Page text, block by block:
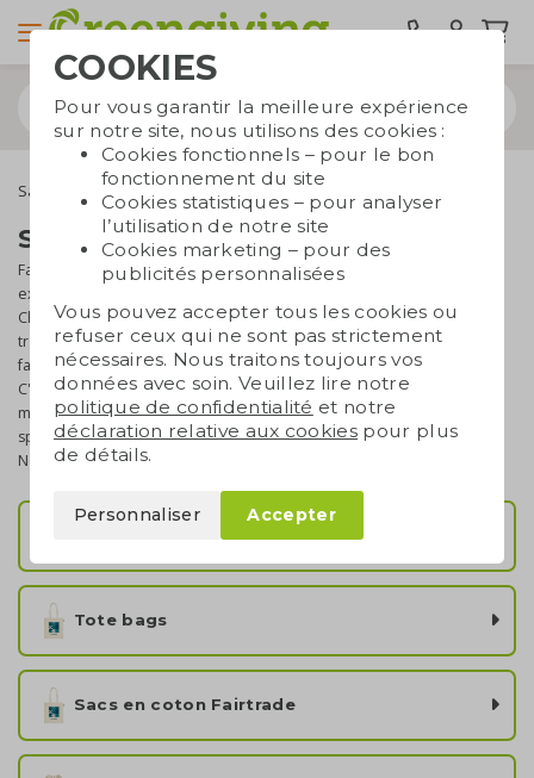
Sacs durables Sacs publicitaires Sacs en coton
Sacs en coton personnalisables
Faire la promotion avec des sacs en coton est toujours une
excellente idée. Ils sont durables, réutilisables et très
Chez Greengiving, expert en objets publicitaires depuis 2009, vous
trouverez unlarge assortiment de sacs en coton que vous pouvez
fairepersonnaliser avec votre logo, un texte ou un design unique
C'est la solution idéale pour promouvoir votre entreprise de
manière durable et visible. Besoin d'aide ou de conseils ? Notre
spécialiste commercial est à votre écoute pour vous accompagner.
Nous veillons à ce que tout soit toujours attentif.
Sacs en coton écru
Tote bags
Sacs en coton Fairtrade
COOKIES
Pour vous garantir la meilleure expérience
sur notre site, nous utilisons des cookies :
Cookies fonctionnels – pour le bon
fonctionnement du site
Cookies statistiques – pour analyser
l’utilisation de notre site
Cookies marketing – pour des
publicités personnalisées
Vous pouvez accepter tous les cookies ou
refuser ceux qui ne sont pas strictement
nécessaires. Nous traitons toujours vos
données avec soin. Veuillez lire notre
politique de confidentialité et notre
déclaration relative aux cookies pour plus
de détails.
Personnaliser Accepter